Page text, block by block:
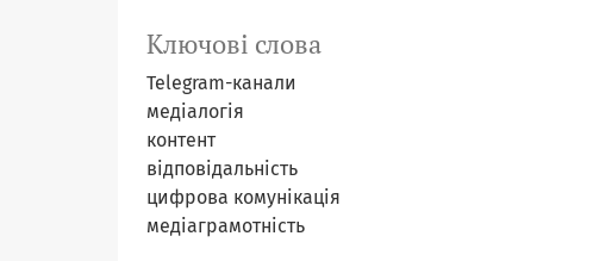
Ключові слова
Telegram-канали
медіалогія
контент
відповідальність
цифрова комунікація
медіаграмотність